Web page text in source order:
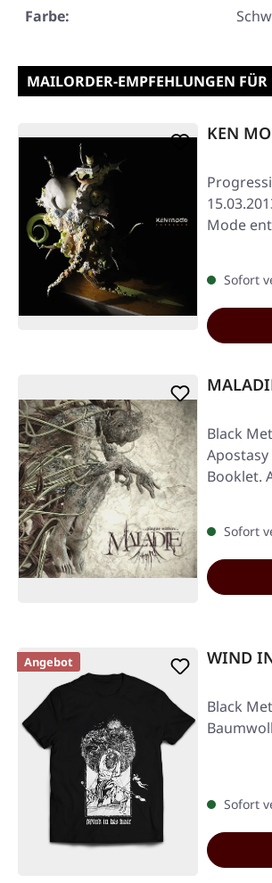
Farbe:
MAILORDER-EMPFEHLUNGEN FÜR
KEN
Mode
Sofort
Black
Booklet.
Sofort
Angebot WIND
Black
Sofort